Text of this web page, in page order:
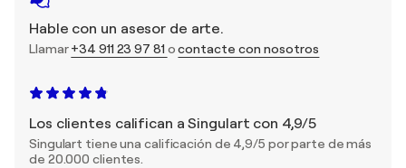
Hable con un asesor de arte.
Llamar+34 911 23 97 81 ocontacte con nosotros
Los clientes califican a Singulart con 4,9/5
Singulart tiene una calificación de 4,9/5 por parte de más
de 20.000 clientes.